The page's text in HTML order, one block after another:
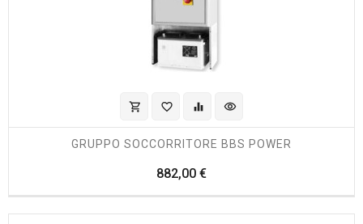
shopping_cart favorite_border equalizer visibility
GRUPPO SOCCORRITORE BBS POWER
882,00 €Prezzo